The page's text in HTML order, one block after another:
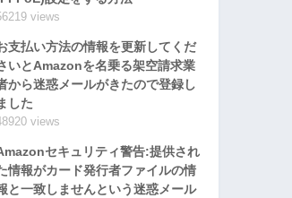
views
支払い方法の情報を更新してくだ
いとAmazonを名乗る架空請求業
から迷惑メールがきたので登録し
した
views
セキュリティ警告:提供され
情報がカード発行者ファイルの情
と一致しませんという迷惑メール